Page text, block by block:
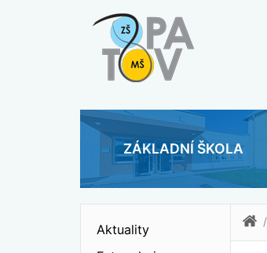
ZÁKLADNÍ ŠKOLA
Aktuality